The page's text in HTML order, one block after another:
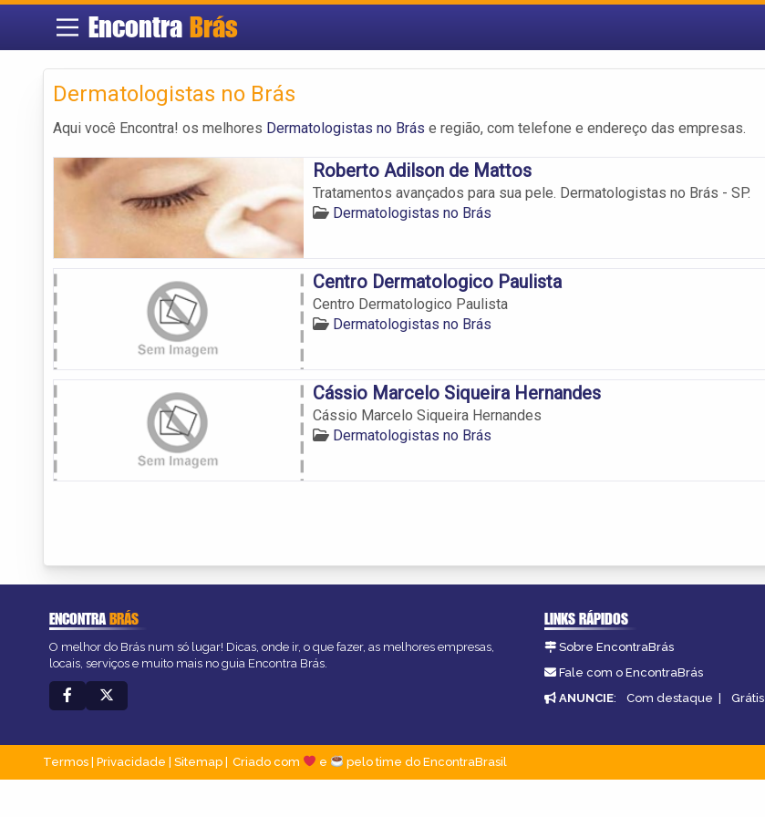
EncontraBrás
Dermatologistas no Brás
Aqui você Encontra! os melhores Dermatologistas no Brás e região, com telefone e endereço das empresas.
Roberto Adilson de Mattos
Tratamentos avançados para sua pele. Dermatologistas no Brás - SP.
Dermatologistas no Brás
Centro Dermatologico Paulista
Centro Dermatologico Paulista
Dermatologistas no Brás
Cássio Marcelo Siqueira Hernandes
Cássio Marcelo Siqueira Hernandes
Dermatologistas no Brás
ENCONTRABRÁS
O melhor do Brás num só lugar! Dicas, onde ir, o que fazer, as melhores empresas,
locais, serviços e muito mais no guia Encontra Brás.
LINKS RÁPIDOS
Sobre EncontraBrás
Fale com o EncontraBrás
ANUNCIE: Com destaque | Grátis
Termos Privacidade Sitemap Criado com e pelo time do EncontraBrasil